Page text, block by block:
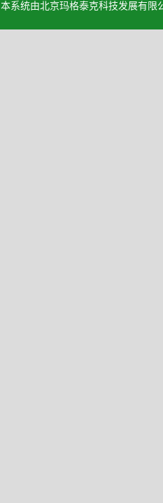
本系统由北京玛格泰克科技发展有